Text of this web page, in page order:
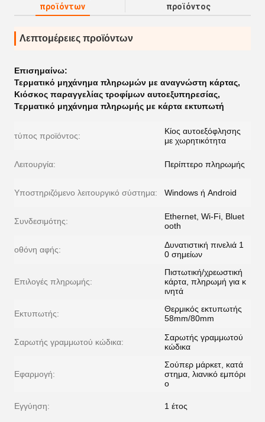
προϊόντων
προϊόντος
Λεπτομέρειες προϊόντων
Επισημαίνω:
Τερματικό μηχάνημα πληρωμών με αναγνώστη κάρτας,
Κιόσκος παραγγελίας τροφίμων αυτοεξυπηρεσίας,
Τερματικό μηχάνημα πληρωμής με κάρτα εκτυπωτή
τύπος προϊόντος:
Κίος αυτοεξόφλησης
με χωρητικότητα
Λειτουργία: Περίπτερο πληρωμής
Υποστηριζόμενο λειτουργικό σύστημα: Windows ή Android
Συνδεσιμότης:
Ethernet, Wi-Fi, Bluet
ooth
οθόνη αφής:
Δυνατιστική πινελιά 1
0 σημείων
Επιλογές πληρωμής:
Πιστωτική/χρεωστική
κάρτα, πληρωμή για κ
ινητά
Εκτυπωτής:
Θερμικός εκτυπωτής
58mm/80mm
Σαρωτής γραμμωτού κώδικα:
Σαρωτής γραμμωτού
κώδικα
Εφαρμογή:
Σούπερ μάρκετ, κατά
στημα, λιανικό εμπόρι
ο
Εγγύηση: 1 έτος